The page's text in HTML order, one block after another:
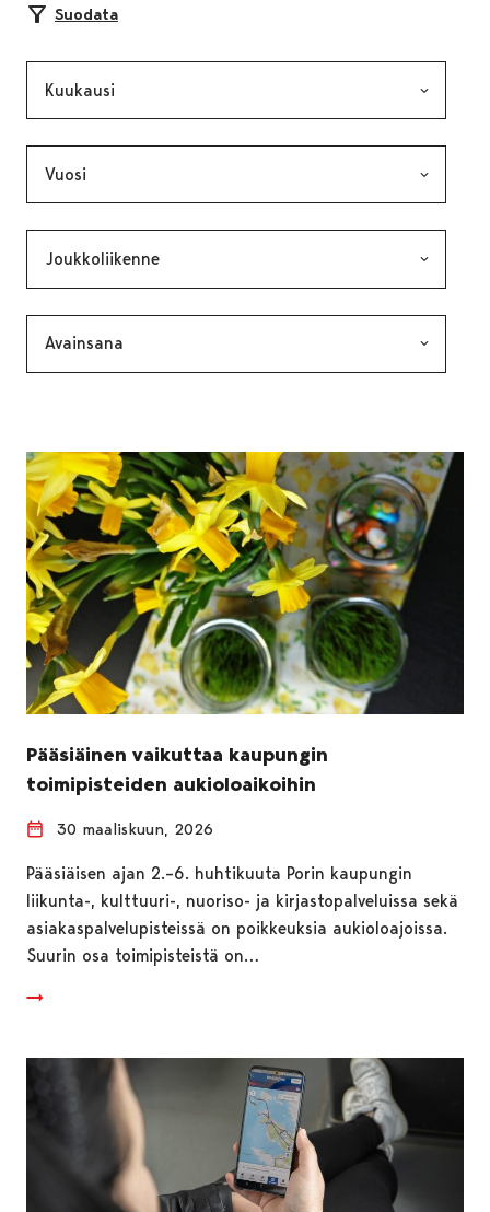
Suodata
Pääsiäinen vaikuttaa kaupungin
toimipisteiden aukioloaikoihin
30 maaliskuun, 2026
Pääsiäisen ajan 2.–6. huhtikuuta Porin kaupungin
liikunta-, kulttuuri-, nuoriso- ja kirjastopalveluissa sekä
asiakaspalvelupisteissä on poikkeuksia aukioloajoissa.
Suurin osa toimipisteistä on…